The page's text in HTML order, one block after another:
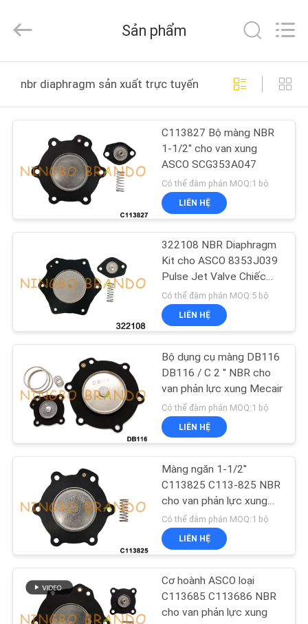
SẢN
PHẨM
CHÚNG
TÔI
CHUYẾN
THAM
NHÀ
MÁY
KIỂM
CHẤT
LƯỢNG
HỆ
VỚI
CHÚNG
Brando
Hardware
All
Reserved.
Sản phẩm
nbr diaphragm sản xuất trực tuyến
C113827 Bộ màng NBR
1-1/2'' cho van xung
ASCO SCG353A047
Có thể đàm phán MOQ:1 bộ
LIÊN HỆ
322108 NBR Diaphragm
Kit cho ASCO 8353J039
Pulse Jet Valve Chiếc
phụ tùng
Có thể đàm phán MOQ:5 bộ
LIÊN HỆ
Bộ dụng cụ màng DB116
DB116 / C 2 '' NBR cho
van phản lực xung Mecair
Có thể đàm phán MOQ:1 bộ
LIÊN HỆ
Màng ngăn 1-1/2''
C113825 C113-825 NBR
cho van phản lực xung
ASCO
Có thể đàm phán MOQ:1 bộ
LIÊN HỆ
Cơ hoành ASCO loại
C113685 C113686 NBR
cho van phản lực xung